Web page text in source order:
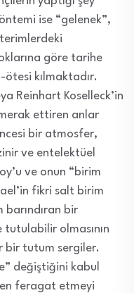
ise “gelenek”,
göre tarihe
ötesi kılmaktadır.
Reinhart Koselleck’in
ettiren anlar
bir atmosfer,
ve entelektüel
ve onun “birim
fikri salt birim
bir
olmasının
bir tutum sergiler.
değiştiğini kabul
feragat etmeyi